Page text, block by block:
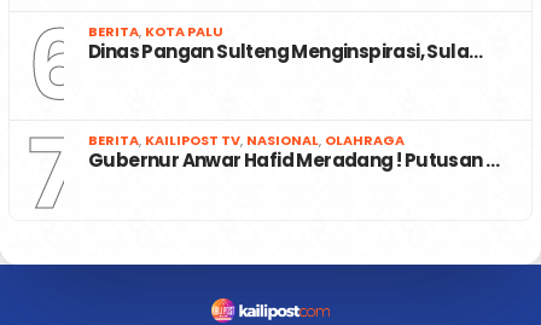
6 BERITA, KOTA PALU
Dinas Pangan Sulteng Menginspirasi, Sula…
7 BERITA, KAILIPOST TV, NASIONAL, OLAHRAGA
Gubernur Anwar Hafid Meradang ! Putusan …